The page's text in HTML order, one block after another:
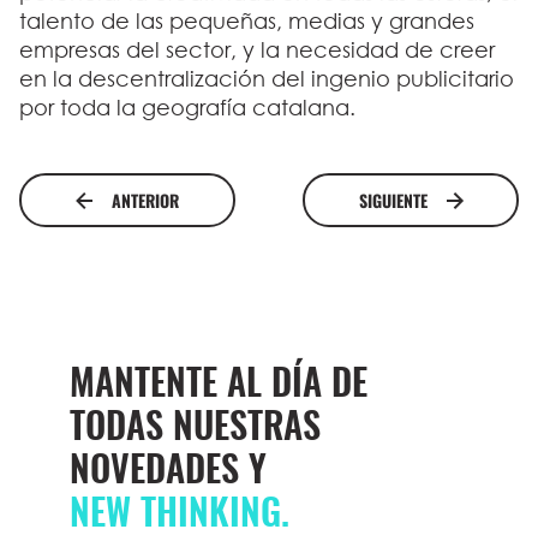
talento de las pequeñas, medias y grandes
empresas del sector, y la necesidad de creer
en la descentralización del ingenio publicitario
por toda la geografía catalana.
ANTERIOR SIGUIENTE
MANTENTE AL DÍA DE
TODAS NUESTRAS
NOVEDADES Y
NEW THINKING.